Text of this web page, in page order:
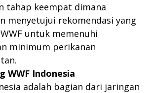
tahap keempat dimana
menyetujui rekomendasi yang
untuk memenuhi
minimum perikanan
WWF Indonesia
adalah bagian dari jaringan